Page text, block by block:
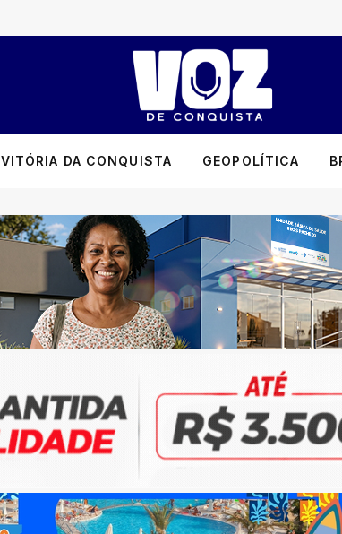
VITÓRIA DA CONQUISTA GEOPOLÍTICA